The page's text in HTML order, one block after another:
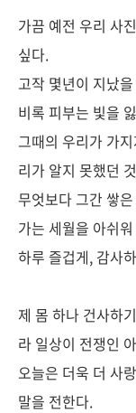
가끔 예전 우리 사
싶다.
고작 몇년이 지났
비록 피부는 빛을
그때의 우리가 가
리가 알지 못했던
무엇보다 그간 쌓
가는 세월을 아쉬
하루 즐겁게, 감사
제 몸 하나 건사하
라 일상이 전쟁인
오늘은 더욱 더 사
말을 전한다.